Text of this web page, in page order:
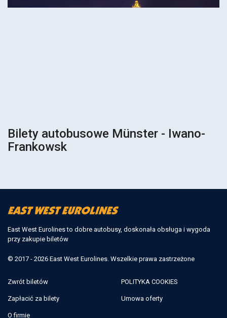
Bilety autobusowe Münster - Iwano-
Frankowsk
East West Eurolines to dobre autobusy, doskonała obsługa i wygoda
przy zakupie biletów
© 2017 - 2026 East West Eurolines. Wszelkie prawa zastrzeżone
Zwrót biletów
Zapłacić za bilety
O firmie
POLITYKA COOKIES
Umowa oferty